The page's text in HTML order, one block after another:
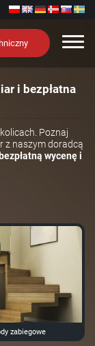
i bezpłatna
Poznaj
z naszym doradcą
bezpłatną wycenę i
zabiegowe